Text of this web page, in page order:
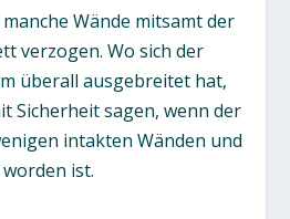
Wände mitsamt der
verzogen. Wo sich der
überall ausgebreitet hat,
Sicherheit sagen, wenn der
intakten Wänden und
ist.